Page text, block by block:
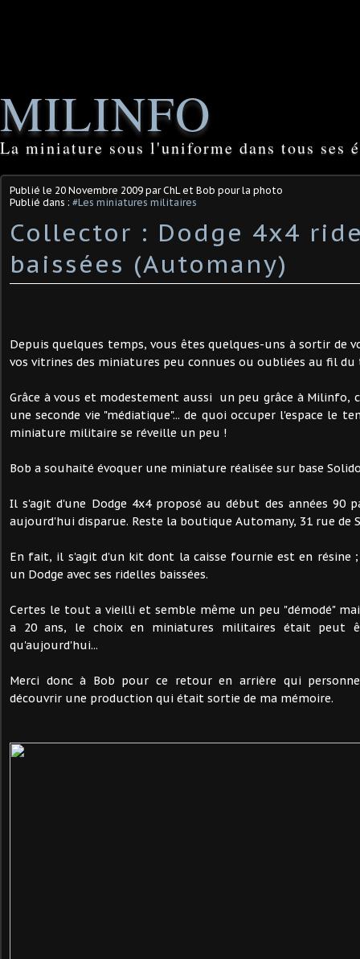
MILINFO
La miniature sous l'uniforme dans tous ses
Publié le 20 Novembre 2009 par ChL et Bob pour la photo
Publié dans : #Les miniatures militaires
Collector : Dodge 4x4
baissées (Automany)
Depuis quelques temps, vous êtes quelques-uns à sortir de
vos vitrines des miniatures peu connues ou oubliées au fil du
Grâce à vous et modestement aussi un peu grâce à Milinfo,
une seconde vie "médiatique"... de quoi occuper l'espace le
miniature militaire se réveille un peu !
Bob a souhaité évoquer une miniature réalisée sur base
Il s'agit d'une Dodge 4x4 proposé au début des années 90
aujourd'hui disparue. Reste la boutique Automany, 31 rue de
En fait, il s'agit d'un kit dont la caisse fournie est en résine
un Dodge avec ses ridelles baissées.
Certes le tout a vieilli et semble même un peu "démodé"
a 20 ans, le choix en miniatures militaires était peut
qu'aujourd'hui...
Merci donc à Bob pour ce retour en arrière qui
découvrir une production qui était sortie de ma mémoire.